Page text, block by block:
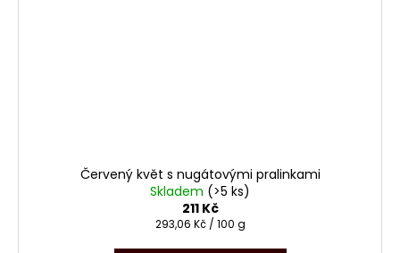
Červený květ s nugátovými pralinkami
Skladem (>5 ks)
211 Kč
Měrná
293,06 Kč / 100 g